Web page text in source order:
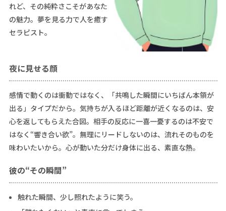
れど、その純粋さこそがあなた
の魅力。夢を見る力で人を癒す
セラピスト。
夜に見せる顔
感情で動くのは衝動ではなく、「共鳴した瞬間にいちばん本領が
出る」タイプだから。気持ちが入るほど距離が近くなるのは、安
心を返してもらえた合図。相手の反応に一喜一憂するのは不安で
はなく“響き合い欲”。無理にリードしないのは、流れそのものを
味わいたいから。心が動いた分だけ身体に出る、素直な熱。
彼の“その瞬間”
触れた瞬間、少し照れたように笑う。